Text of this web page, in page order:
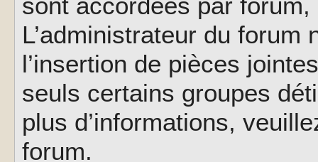
sont accordées par
L’administrateur du forum
l’insertion de pièces
seuls certains groupes
plus d’informations,
forum.